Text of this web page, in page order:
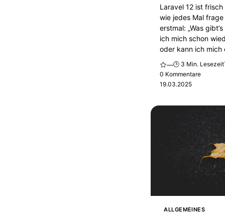
Laravel 12 ist
wie jedes Mal
erstmal: „Was
ich mich schon
oder kann ich mich
—🕒 3 Min. Lesezeit
0 Kommentare
19.03.2025
ALLGEMEINES